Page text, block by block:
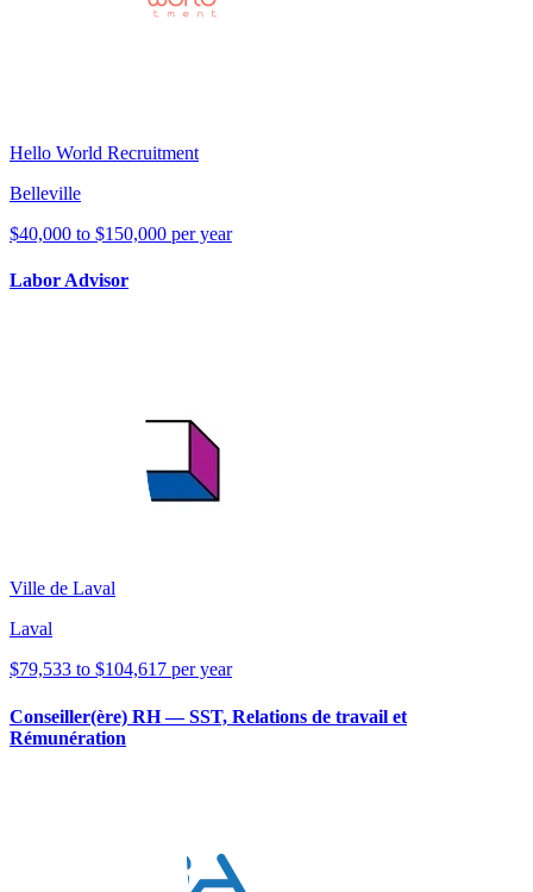
Hello World Recruitment
Belleville
$40,000 to $150,000 per year
Labor Advisor
Ville de Laval
Laval
$79,533 to $104,617 per year
Conseiller(ère) RH — SST, Relations de travail et
Rémunération